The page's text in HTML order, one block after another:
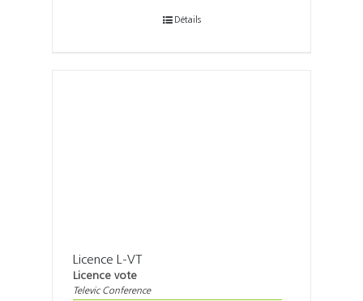
Détails
Licence L-VT
Licence vote
Televic Conference